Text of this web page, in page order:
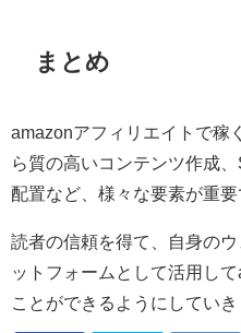
まとめ
amazonアフィリエイトで稼
ら質の高いコンテンツ作成
配置など、様々な要素が重要
読者の信頼を得て、自身の
ットフォームとして活用し
ことができるようにしていき